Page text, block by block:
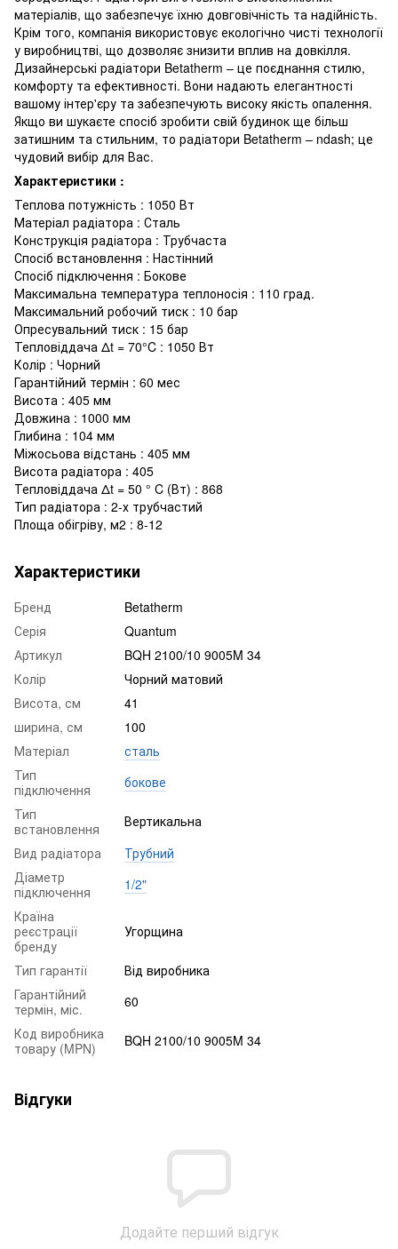
матеріалів, що забезпечує їхню довговічність та надійність.
Крім того, компанія використовує екологічно чисті технології
у виробництві, що дозволяє знизити вплив на довкілля.
Дизайнерські радіатори Betatherm – це поєднання стилю,
комфорту та ефективності. Вони надають елегантності
вашому інтер'єру та забезпечують високу якість опалення.
Якщо ви шукаєте спосіб зробити свій будинок ще більш
затишним та стильним, то радіатори Betatherm – ndash; це
чудовий вибір для Вас.
Характеристики :
Теплова потужність : 1050 Вт
Матеріал радіатора : Сталь
Конструкція радіатора : Трубчаста
Спосіб встановлення : Настінний
Спосіб підключення : Бокове
Максимальна температура теплоносія : 110 град.
Максимальний робочий тиск : 10 бар
Опресувальний тиск : 15 бар
Тепловіддача Δt = 70°C : 1050 Вт
Колір : Чорний
Гарантійний термін : 60 мес
Висота : 405 мм
Довжина : 1000 мм
Глибина : 104 мм
Міжосьова відстань : 405 мм
Висота радіатора : 405
Тепловіддача Δt = 50 ° C (Вт) : 868
Тип радіатора : 2-х трубчастий
Площа обігріву, м2 : 8-12
Характеристики
Бренд
Betatherm
Серія
Quantum
Артикул
BQH 2100/10 9005M 34
Колір
Чорний матовий
Висота, см
41
ширина, см
100
Матеріал
сталь
Тип
підключення
бокове
Тип
встановлення
Вертикальна
Вид радіатора
Трубний
Діаметр
підключення
1/2"
Країна
реєстрації
бренду
Угорщина
Тип гарантії
Від виробника
Гарантійний
термін, міс.
60
Код виробника
товару (MPN)
BQH 2100/10 9005M 34
Відгуки
Додайте перший відгук